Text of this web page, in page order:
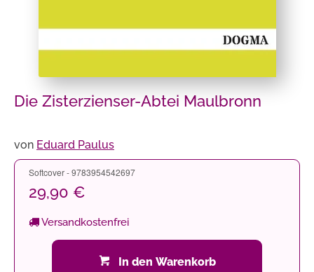
Die Zisterzienser-Abtei Maulbronn
von Eduard Paulus
Softcover - 9783954542697
29,90 €
Versandkostenfrei
In den Warenkorb